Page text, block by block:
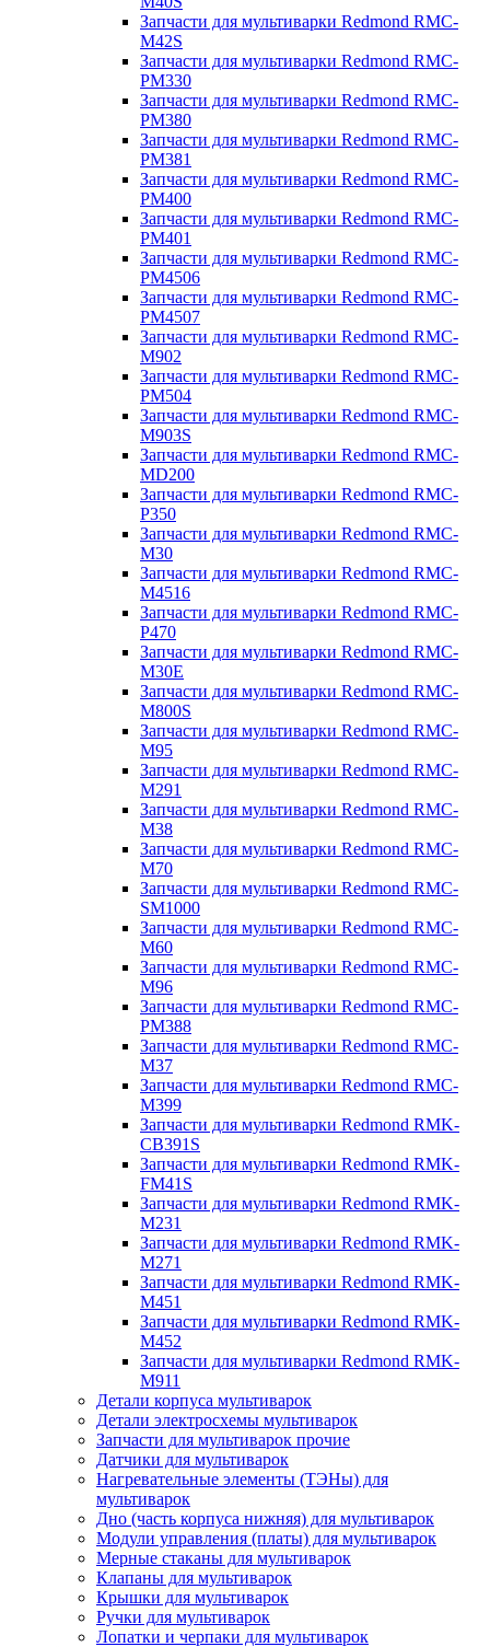
Запчасти для мультиварки Redmond RMC-
M42S
Запчасти для мультиварки Redmond RMC-
PM330
Запчасти для мультиварки Redmond RMC-
PM380
Запчасти для мультиварки Redmond RMC-
PM381
Запчасти для мультиварки Redmond RMC-
PM400
Запчасти для мультиварки Redmond RMC-
PM401
Запчасти для мультиварки Redmond RMC-
PM4506
Запчасти для мультиварки Redmond RMC-
PM4507
Запчасти для мультиварки Redmond RMC-
M902
Запчасти для мультиварки Redmond RMC-
PM504
Запчасти для мультиварки Redmond RMC-
M903S
Запчасти для мультиварки Redmond RMC-
MD200
Запчасти для мультиварки Redmond RMC-
P350
Запчасти для мультиварки Redmond RMC-
M30
Запчасти для мультиварки Redmond RMC-
M4516
Запчасти для мультиварки Redmond RMC-
P470
Запчасти для мультиварки Redmond RMC-
M30E
Запчасти для мультиварки Redmond RMC-
M800S
Запчасти для мультиварки Redmond RMC-
M95
Запчасти для мультиварки Redmond RMC-
M291
Запчасти для мультиварки Redmond RMC-
M38
Запчасти для мультиварки Redmond RMC-
M70
Запчасти для мультиварки Redmond RMC-
SM1000
Запчасти для мультиварки Redmond RMC-
M60
Запчасти для мультиварки Redmond RMC-
M96
Запчасти для мультиварки Redmond RMC-
PM388
Запчасти для мультиварки Redmond RMC-
M37
Запчасти для мультиварки Redmond RMC-
M399
Запчасти для мультиварки Redmond RMK-
CB391S
Запчасти для мультиварки Redmond RMK-
FM41S
Запчасти для мультиварки Redmond RMK-
M231
Запчасти для мультиварки Redmond RMK-
M271
Запчасти для мультиварки Redmond RMK-
M451
Запчасти для мультиварки Redmond RMK-
M452
Запчасти для мультиварки Redmond RMK-
M911
Детали корпуса мультиварок
Детали электросхемы мультиварок
Запчасти для мультиварок прочие
Датчики для мультиварок
Нагревательные элементы (ТЭНы) для
мультиварок
Дно (часть корпуса нижняя) для мультиварок
Модули управления (платы) для мультиварок
Мерные стаканы для мультиварок
Клапаны для мультиварок
Крышки для мультиварок
Ручки для мультиварок
Лопатки и черпаки для мультиварок